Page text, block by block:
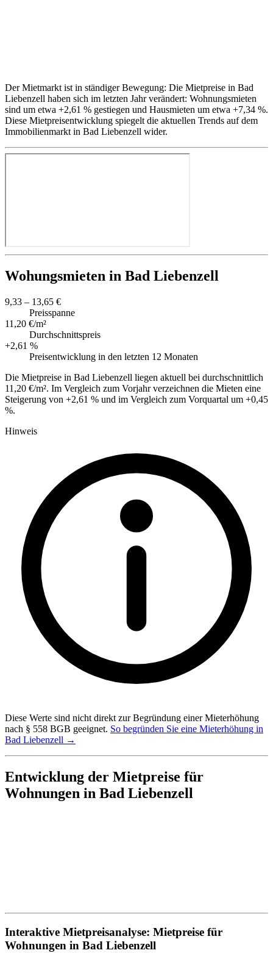
Der Mietmarkt ist in ständiger Bewegung: Die Mietpreise in Bad
Liebenzell haben sich im letzten Jahr verändert: Wohnungsmieten
sind um etwa +2,61 % gestiegen und Hausmieten um etwa +7,34 %.
Diese Mietpreisentwicklung spiegelt die aktuellen Trends auf dem
Immobilienmarkt in Bad Liebenzell wider.
Wohungsmieten in Bad Liebenzell
9,33 – 13,65 €
Preisspanne
11,20 €/m²
Durchschnittspreis
+2,61 %
Preisentwicklung in den letzten 12 Monaten
Die Mietpreise in Bad Liebenzell liegen aktuell bei durchschnittlich
11,20 €/m². Im Vergleich zum Vorjahr verzeichnen die Mieten eine
Steigerung von +2,61 % und im Vergleich zum Vorquartal um +0,45
%.
Hinweis
Diese Werte sind nicht direkt zur Begründung einer Mieterhöhung
nach § 558 BGB geeignet. So begründen Sie eine Mieterhöhung in
Bad Liebenzell →
Entwicklung der Mietpreise für
Wohnungen in Bad Liebenzell
Interaktive Mietpreisanalyse: Mietpreise für
Wohnungen in Bad Liebenzell